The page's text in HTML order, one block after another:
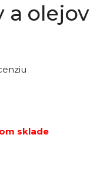
a olejov
sklade